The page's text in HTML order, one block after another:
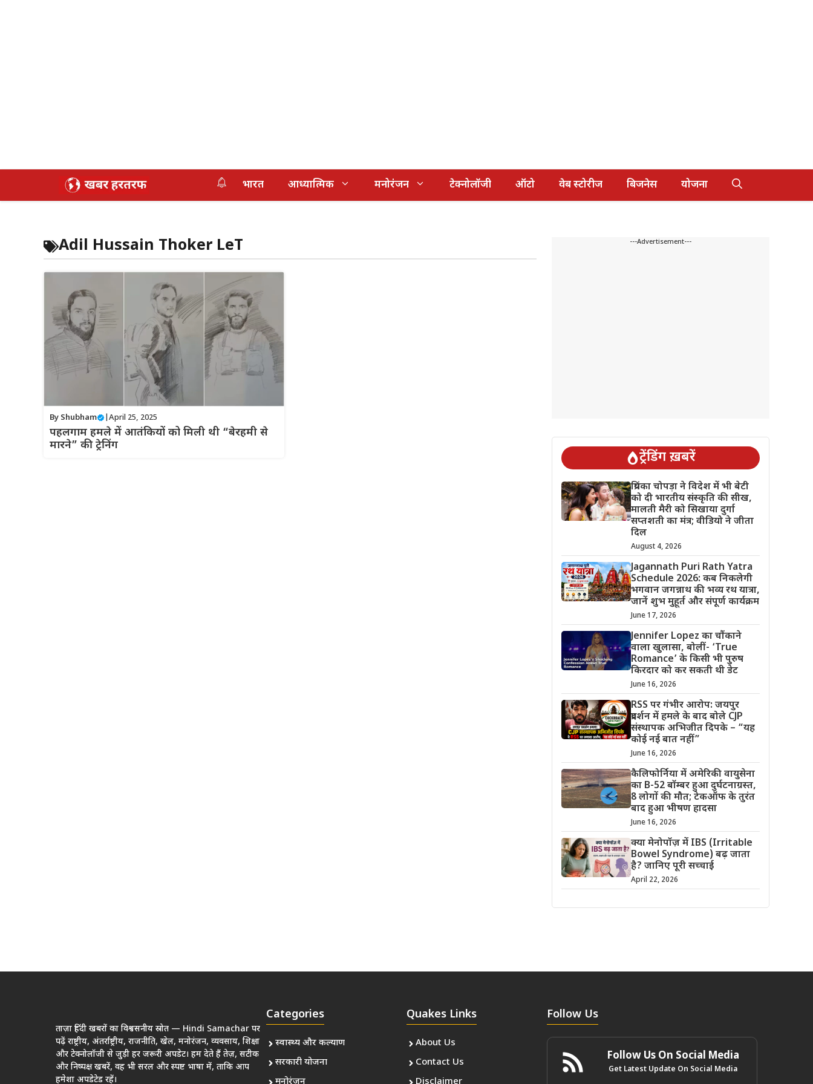
भारत आध्यात्मिक मनोरंजन टेक्नोलॉजी ऑटो वेब स्टोरीज बिजनेस योजना
Adil Hussain Thoker LeT
By Shubham April 25, 2025
पहलगाम हमले में आतंकियों को मिली थी “बेरहमी से
मारने” की ट्रेनिंग
---Advertisement---
ट्रेंडिंग ख़बरें
प्रियंका चोपड़ा ने विदेश में भी बेटी
को दी भारतीय संस्कृति की सीख,
मालती मैरी को सिखाया दुर्गा
सप्तशती का मंत्र; वीडियो ने जीता
दिल
August 4, 2026
Jagannath Puri Rath Yatra
Schedule 2026: कब निकलेगी
भगवान जगन्नाथ की भव्य रथ यात्रा,
जानें शुभ मुहूर्त और संपूर्ण कार्यक्रम
June 17, 2026
Jennifer Lopez का चौंकाने
वाला खुलासा, बोलीं- ‘True
Romance’ के किसी भी पुरुष
किरदार को कर सकती थी डेट
June 16, 2026
RSS पर गंभीर आरोप: जयपुर
प्रदर्शन में हमले के बाद बोले CJP
संस्थापक अभिजीत दिपके – “यह
कोई नई बात नहीं”
June 16, 2026
कैलिफोर्निया में अमेरिकी वायुसेना
का B-52 बॉम्बर हुआ दुर्घटनाग्रस्त,
8 लोगों की मौत; टेकऑफ के तुरंत
बाद हुआ भीषण हादसा
June 16, 2026
क्या मेनोपॉज़ में IBS (Irritable
Bowel Syndrome) बढ़ जाता
है? जानिए पूरी सच्चाई
April 22, 2026
ताज़ा हिंदी खबरों का विश्वसनीय स्रोत — Hindi Samachar पर
पढ़ें राष्ट्रीय, अंतर्राष्ट्रीय, राजनीति, खेल, मनोरंजन, व्यवसाय, शिक्षा
और टेक्नोलॉजी से जुड़ी हर जरूरी अपडेट। हम देते हैं तेज़, सटीक
और निष्पक्ष खबरें, वह भी सरल और स्पष्ट भाषा में, ताकि आप
हमेशा अपडेटेड रहें।
Categories
स्वास्थ्य और कल्याण
सरकारी योजना
Quakes Links
About Us
Contact Us
Follow Us
Follow Us On Social Media
Get Latest Update On Social Media